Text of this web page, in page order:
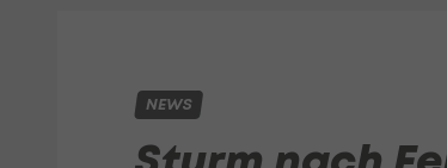
NEWS